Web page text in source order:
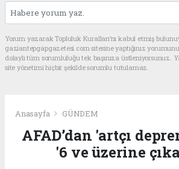
Yorum yazarak Topluluk Kuralları’nı kabul etmiş
gaziantepgapgazetesi.com sitesine yaptığınız
dolaylı tüm sorumluluğu tek başınıza üstleniyorsunuz.
site yönetimi hiçbir şekilde sorumlu tutulamaz.
Anasayfa GÜNDEM
AFAD’dan 'artçı
'6 ve üzerine